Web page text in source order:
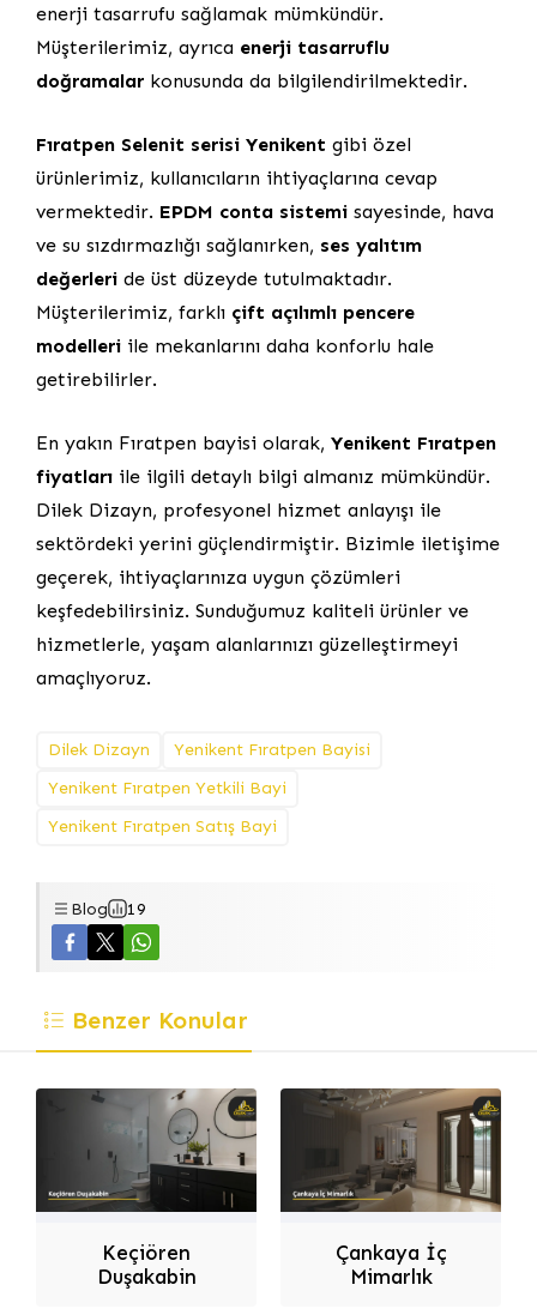
enerji tasarrufu sağlamak mümkündür.
Müşterilerimiz, ayrıca enerji tasarruflu
doğramalar konusunda da bilgilendirilmektedir.
Fıratpen Selenit serisi Yenikent gibi özel
ürünlerimiz, kullanıcıların ihtiyaçlarına cevap
vermektedir. EPDM conta sistemi sayesinde, hava
ve su sızdırmazlığı sağlanırken, ses yalıtım
değerleri de üst düzeyde tutulmaktadır.
Müşterilerimiz, farklı çift açılımlı pencere
modelleri ile mekanlarını daha konforlu hale
getirebilirler.
En yakın Fıratpen bayisi olarak, Yenikent Fıratpen
fiyatları ile ilgili detaylı bilgi almanız mümkündür.
Dilek Dizayn, profesyonel hizmet anlayışı ile
sektördeki yerini güçlendirmiştir. Bizimle iletişime
geçerek, ihtiyaçlarınıza uygun çözümleri
keşfedebilirsiniz. Sunduğumuz kaliteli ürünler ve
hizmetlerle, yaşam alanlarınızı güzelleştirmeyi
amaçlıyoruz.
Dilek Dizayn
Yenikent Fıratpen Bayisi
Yenikent Fıratpen Yetkili Bayi
Yenikent Fıratpen Satış Bayi
Blog 19
Benzer Konular
Keçiören
Duşakabin
Çankaya İç
Mimarlık
Dilek Dizayn